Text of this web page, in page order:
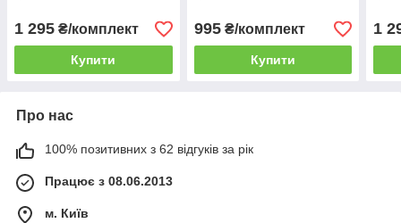
1 295 ₴/комплект
Купити
995₴/комплект
Купити
1
Про нас
100% позитивних з 62 відгуків за рік
Працює з 08.06.2013
м. Київ